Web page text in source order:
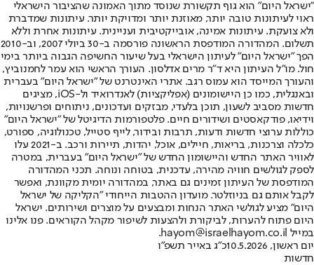
"ישראל היום" הוא גוף תקשורת שנוסד מתוך האמונה שהציבור הישראלי
ראוי לעיתונות טובה יותר, מאוזנת יותר ומדויקת יותר. עיתונות שמדברת
ולא צועקת. עיתונות אמינה, אובייקטיבית ועניינית. עיתונות אחרת וללא
תשלום. המהדורה המודפסת הראשונה פורסמה ב-30 ביולי 2007, וב-2010
הפך "ישראל היום" לעיתון הישראלי בעל שיעור החשיפה הגבוה ביותר בימי
חול. מו"ל העיתון היא ד"ר מרים אדלסון. העורך הראשי הוא עמר לחמנוביץ,
והעורך המייסד הוא עמוס רגב. אתרי האינטרנט של "ישראל היום" בעברית
ובאנגלית, כמו כן היישומונים (אפליקציות) לאנדרואיד ול-iOS, מציגים
חדשות מסביב לשעון, תוכן בלעדי, מבזקים ועדכונים, ניתוחים ופרשנויות,
וידיאו, פודקאסטים ושידורים חיים. פלטפורמות הדיגיטל של "ישראל היום"
כוללות ערוצי חדשות ודעות, תרבות ובידור, לייף סטייל, טכנולוגיה, ספורט,
כלכלה וצרכנות, בריאות, חיילים, אוכל, יהדות, תיירות ורכב. ב-2021 עלו
לאוויר האתר החדש והיישומון החדש של "ישראל היום" בעברית, במטרה
לספק לגולשים חוויה מהירה, עדכנית, בטוחה ונוחה. תכני המהדורה
המודפסת של העיתון זמינים גם באתר, במהדורה יומית מקוונת, ואפשר
לקבל אותם גם בניוזלטר. מועדון ההטבות הייחודי "הקליקה של ישראל
היום" מציע לגולשי האתר הנחות ומבצעים על מוצרים ושירותים. ישראל
היום פתוח להערות, לביקורת ולהצעות לשיפור מקהל הקוראים. פנו אלינו
במייל hayom@israelhayom.co.il.
יום ראשון, 10.5.2026
כ"ג באייר תשפ"ו
חדשות